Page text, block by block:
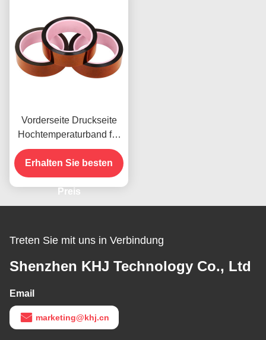
Vorderseite Druckseite
Hochtemperaturband für
das vorhandene Produkt
Erhalten Sie besten
Preis
Treten Sie mit uns in Verbindung
Shenzhen KHJ Technology Co., Ltd
Email
marketing@khj.cn